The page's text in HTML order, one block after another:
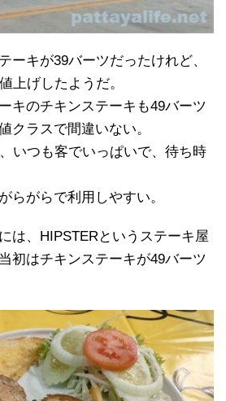
ーキが39バーツだったけれど、
上げしたようだ。
キのチキンステーキも49バーツ
クラスで間違いない。
いつも客でいっぱいで、待ち時
らがらで利用しやすい。
は、HIPSTERというステーキ屋
初はチキンステーキが49バーツ